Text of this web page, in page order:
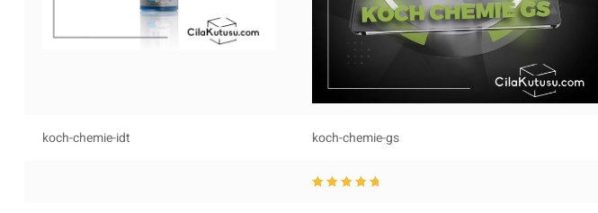
koch-chemie-idt koch-chemie-gs